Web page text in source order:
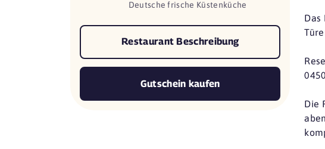
Das
Die
Deutsche frische Küstenküche
Restaurant Beschreibung
Gutschein kaufen